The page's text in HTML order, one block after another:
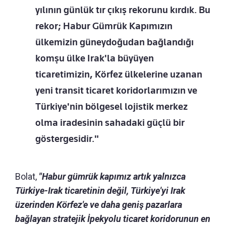
yılının günlük tır çıkış rekorunu kırdık. Bu
rekor; Habur Gümrük Kapımızın
ülkemizin güneydoğudan bağlandığı
komşu ülke Irak'la büyüyen
ticaretimizin, Körfez ülkelerine uzanan
yeni transit ticaret koridorlarımızın ve
Türkiye'nin bölgesel lojistik merkez
olma iradesinin sahadaki güçlü bir
göstergesidir."
Bolat, "Habur gümrük kapımız artık yalnızca
Türkiye-Irak ticaretinin değil, Türkiye'yi Irak
üzerinden Körfez'e ve daha geniş pazarlara
bağlayan stratejik İpekyolu ticaret koridorunun en